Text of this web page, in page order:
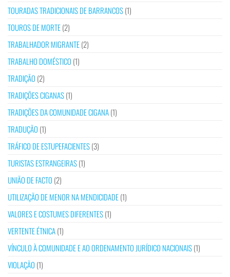
TOURADAS TRADICIONAIS DE BARRANCOS(1)
TOUROS DE MORTE(2)
TRABALHADOR MIGRANTE(2)
TRABALHO DOMÉSTICO (1)
TRADIÇÃO (2)
TRADIÇÕES CIGANAS(1)
TRADIÇÕES DA COMUNIDADE CIGANA(1)
TRADUÇÃO (1)
TRÁFICO DE ESTUPEFACIENTES(3)
TURISTAS ESTRANGEIRAS(1)
UNIÃO DE FACTO (2)
UTILIZAÇÃO DE MENOR NA MENDICIDADE(1)
VALORES E COSTUMES DIFERENTES(1)
VERTENTE ÉTNICA(1)
VÍNCULO À COMUNIDADE E AO ORDENAMENTO JURÍDICO NACIONAIS(1)
VIOLAÇÃO (1)